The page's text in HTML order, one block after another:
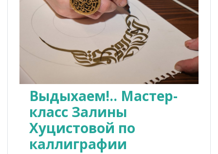
Выдыхаем!.. Мастер-
класс Залины
Хуцистовой по
каллиграфии